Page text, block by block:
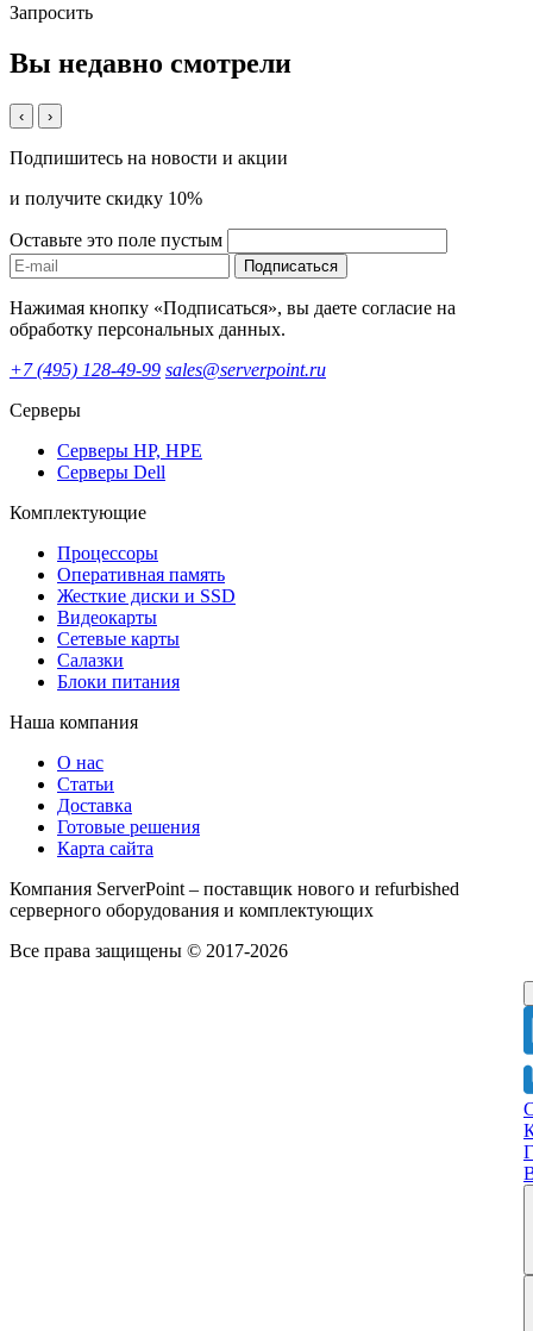
Запросить
Вы недавно смотрели
‹ ›
Подпишитесь на новости и акции
и получите скидку 10%
Оставьте это поле пустым
Подписаться
Нажимая кнопку «Подписаться», вы даете согласие на
обработку персональных данных.
+7 (495) 128-49-99 sales@serverpoint.ru
Серверы
Серверы HP, HPE
Серверы Dell
Комплектующие
Процессоры
Оперативная память
Жесткие диски и SSD
Видеокарты
Сетевые карты
Салазки
Блоки питания
Наша компания
О нас
Статьи
Доставка
Готовые решения
Карта сайта
Компания ServerPoint – поставщик нового и refurbished
серверного оборудования и комплектующих
Все права защищены © 2017-2026